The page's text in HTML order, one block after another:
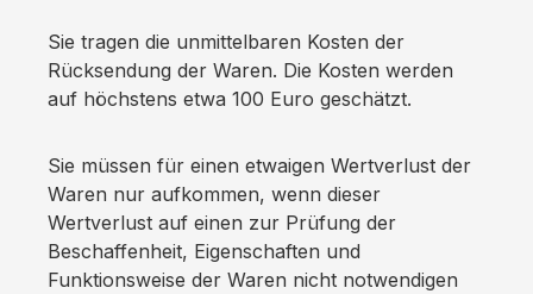
Sie tragen die unmittelbaren Kosten der
Rücksendung der Waren. Die Kosten werden
auf höchstens etwa 100 Euro geschätzt.
Sie müssen für einen etwaigen Wertverlust der
Waren nur aufkommen, wenn dieser
Wertverlust auf einen zur Prüfung der
Beschaffenheit, Eigenschaften und
Funktionsweise der Waren nicht notwendigen